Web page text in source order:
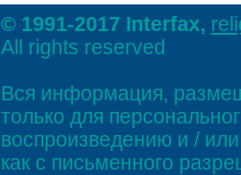
© 1991-2017 Interfax,
All rights reserved
Вся информация,
только для
воспроизведению и /
как с письменного